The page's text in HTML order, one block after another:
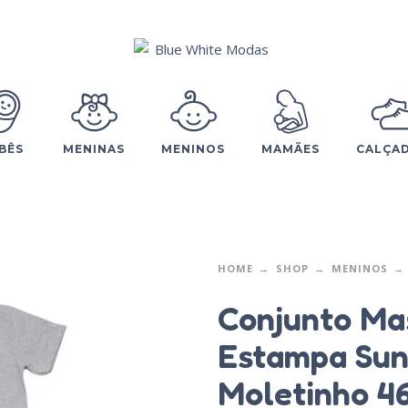
MENINAS MENINOS MAMÃES
HOME SHOP MENINOS
Conjunto
Estampa
Moletinho